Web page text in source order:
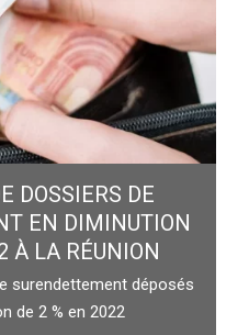
DOSSIERS DE
EN DIMINUTION
À LA RÉUNION
surendettement déposés
de 2 % en 2022